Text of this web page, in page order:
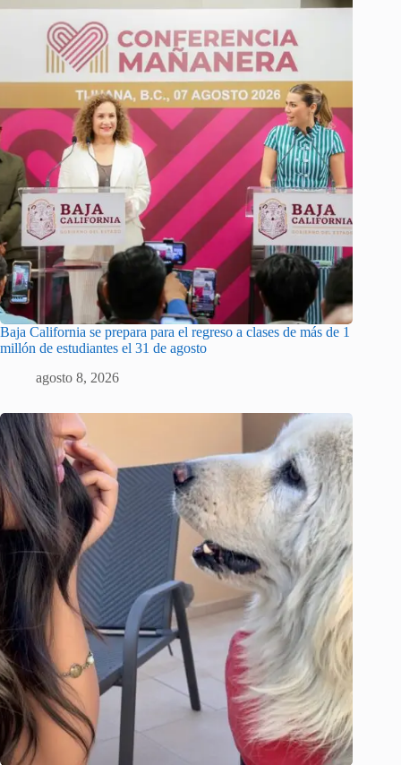
Baja California se prepara para el regreso a clases de más de 1
millón de estudiantes el 31 de agosto
agosto 8, 2026